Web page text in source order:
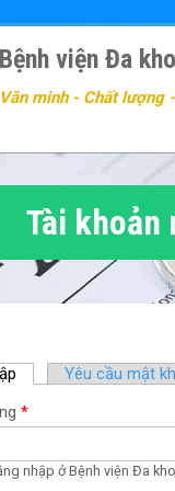
Bệnh viện Đa
Văn minh - Chất lượng
Tài khoản
a
b
o
Yêu cầu mật
*
nhập ở Bệnh viện Đa